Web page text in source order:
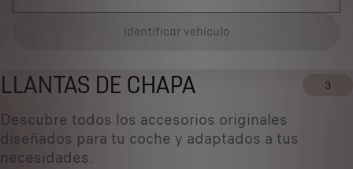
Identificar vehículo
LLANTAS DE CHAPA 3
Descubre todos los accesorios originales
diseñados ​​para tu coche y adaptados a tus
necesidades.